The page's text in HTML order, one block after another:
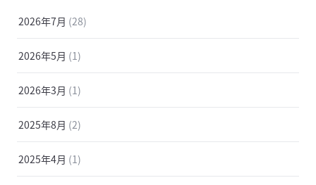
2026年7月 (28)
2026年5月 (1)
2026年3月 (1)
2025年8月 (2)
2025年4月 (1)